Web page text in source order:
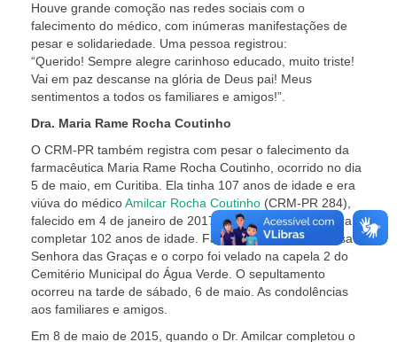
Houve grande comoção nas redes sociais com o
falecimento do médico, com inúmeras manifestações de
pesar e solidariedade. Uma pessoa registrou:
“Querido! Sempre alegre carinhoso educado, muito triste!
Vai em paz descanse na glória de Deus pai! Meus
sentimentos a todos os familiares e amigos!”.
Dra. Maria Rame Rocha Coutinho
O CRM-PR também registra com pesar o falecimento da
farmacêutica Maria Rame Rocha Coutinho, ocorrido no dia
5 de maio, em Curitiba. Ela tinha 107 anos de idade e era
viúva do médicoAmilcar Rocha Coutinho (CRM-PR 284),
falecido em 4 de janeiro de 2017, quando avançava para
completar 102 anos de idade. Faleceu no Hospital Nossa
Senhora das Graças e o corpo foi velado na capela 2 do
Cemitério Municipal do Água Verde. O sepultamento
ocorreu na tarde de sábado, 6 de maio. As condolências
aos familiares e amigos.
Em 8 de maio de 2015, quando o Dr. Amilcar completou o